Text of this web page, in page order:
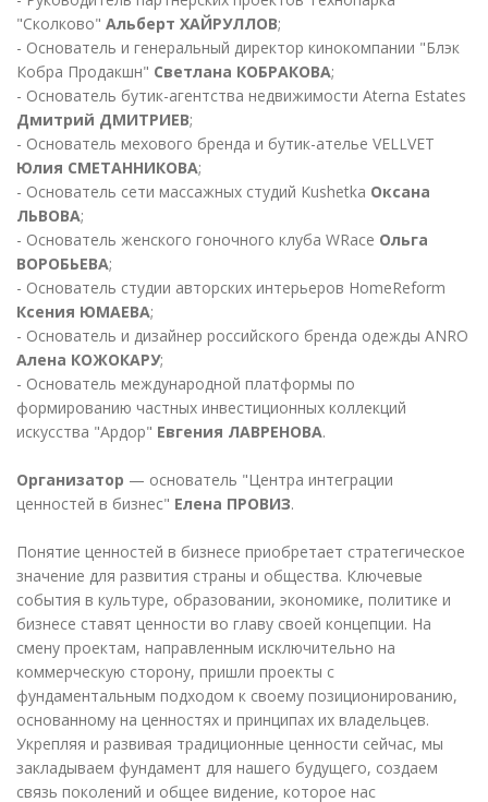
"Сколково" Альберт ХАЙРУЛЛОВ;
- Основатель и генеральный директор кинокомпании "Блэк
Кобра Продакшн" Светлана КОБРАКОВА;
- Основатель бутик-агентства недвижимости Aterna Estates
Дмитрий ДМИТРИЕВ;
- Основатель мехового бренда и бутик-ателье VELLVET
Юлия СМЕТАННИКОВА;
- Основатель сети массажных студий Kushetka Оксана
ЛЬВОВА;
- Основатель женского гоночного клуба WRace Ольга
ВОРОБЬЕВА;
- Основатель студии авторских интерьеров HomeReform
Ксения ЮМАЕВА;
- Основатель и дизайнер российского бренда одежды ANRO
Алена КОЖОКАРУ;
- Основатель международной платформы по
формированию частных инвестиционных коллекций
искусства "Ардор" Евгения ЛАВРЕНОВА.
Организатор — основатель "Центра интеграции
ценностей в бизнес" Елена ПРОВИЗ.
Понятие ценностей в бизнесе приобретает стратегическое
значение для развития страны и общества. Ключевые
события в культуре, образовании, экономике, политике и
бизнесе ставят ценности во главу своей концепции. На
смену проектам, направленным исключительно на
коммерческую сторону, пришли проекты с
фундаментальным подходом к своему позиционированию,
основанному на ценностях и принципах их владельцев.
Укрепляя и развивая традиционные ценности сейчас, мы
закладываем фундамент для нашего будущего, создаем
связь поколений и общее видение, которое нас